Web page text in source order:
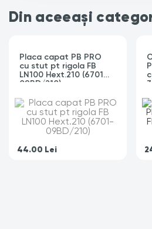
Din aceeași
Placa capat PB PRO
cu stut pt rigola FB
LN100 Hext.210 (6701-
09BD/210)
44.00 Lei